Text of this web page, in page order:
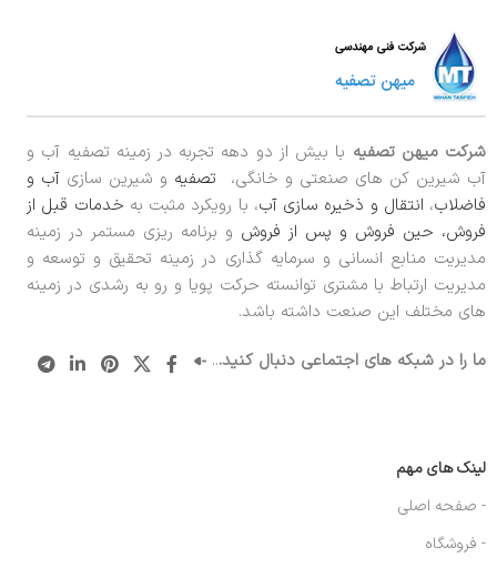
شرکت میهن تصفیه با بیش از دو دهه تجربه در زمینه تصفیه آب و
آب شیرین کن های صنعتی و خانگی،
تصفیه و شیرین سازی آب و
فاضلاب، انتقال و ذخیره سازی آب، با رویکرد مثبت به خدمات قبل از
فروش، حین فروش و پس از فروش و برنامه ریزی مستمر در زمینه
مدیریت منابع انسانی و سرمایه گذاری در زمینه تحقیق و توسعه و
مدیریت ارتباط با مشتری توانسته حرکت پویا و رو به رشدی در زمینه
های مختلف این صنعت داشته باشد.
ما را در شبکه های اجتماعی دنبال کنید...
لینک های مهم
- صفحه اصلی
- فروشگاه